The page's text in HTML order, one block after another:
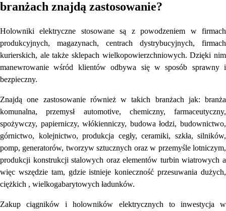
branżach znajdą zastosowanie?
Holowniki elektryczne stosowane są z powodzeniem w firmach
produkcyjnych, magazynach, centrach dystrybucyjnych, firmach
kurierskich, ale także sklepach wielkopowierzchniowych. Dzięki nim
manewrowanie wśród klientów odbywa się w sposób sprawny i
bezpieczny.
Znajdą one zastosowanie również w takich branżach jak: branża
komunalna, przemysł automotive, chemiczny, farmaceutyczny,
spożywczy, papierniczy, włókienniczy, budowa łodzi, budownictwo,
górnictwo, kolejnictwo, produkcja cegły, ceramiki, szkła, silników,
pomp, generatorów, tworzyw sztucznych oraz w przemyśle lotniczym,
produkcji konstrukcji stalowych oraz elementów turbin wiatrowych a
więc wszędzie tam, gdzie istnieje konieczność przesuwania dużych,
ciężkich , wielkogabarytowych ładunków.
Zakup ciągników i holowników elektrycznych to inwestycja w